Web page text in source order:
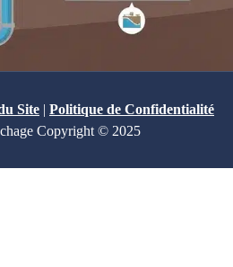
Site | Politique de Confidentialité
Copyright © 2025